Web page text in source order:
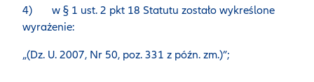
4) w § 1 ust. 2 pkt 18 Statutu zostało wykreślone
wyrażenie:
„(Dz. U. 2007, Nr 50, poz. 331 z późn. zm.)”;